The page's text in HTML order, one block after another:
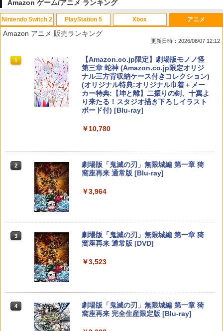
Amazon ゲーム/アニメ ランキング
Nintendo Switch 2
1
スプラトゥーン レイダース|オンライン
コード版
￥5,832
スプラトゥーン レイダース -Switch2
ニンテンドープリペイド番号 9000円|オ
￥9,000
ニンテンドープリペイド番号 5000円|オ
PlayStation 5
1
PlayStation 5 デジタル・エディション
日本語専用 Console Language: Japan
ese only (CFI-2200B01)
￥55,000
Beast of Reincarnation -PS5 【特典】
【純正品】DualSense ワイヤレスコン
Xbox
1
【純正品】Xbox ワイヤレス コントロー
ラー + USB-C® ケーブル
￥8,300
ルコード 【旧 Xbox ギフトカード】 [オ
【純正品】Xbox ワイヤレス コントロー
￥7,681
B-C ケーブル
アニメ
Amazon アニメ 販売ランキング
更新日時：2026/08/07 12:12
1
【Amazon.co.jp限定】劇場版モノノ怪
第三章 蛇神 (Amazon.co.jp限定オリジ
ナル三方背収納ケース付きコレクション)
(オリジナル特典:オリジナル巾着＋メー
カー特典:【坤と離】二振りの剣、十翼よ
り来たる！スタジオ描き下ろしイラスト
ボード付) [Blu-ray]
￥10,780
2
劇場版「鬼滅の刃」無限城編 第一章 猗
窩座再来 通常版 [Blu-ray]
￥3,964
3
劇場版「鬼滅の刃」無限城編 第一章 猗
窩座再来 通常版 [DVD]
￥3,523
4
劇場版「鬼滅の刃」無限城編 第一章 猗
窩座再来 完全生産限定版 [Blu-ray]